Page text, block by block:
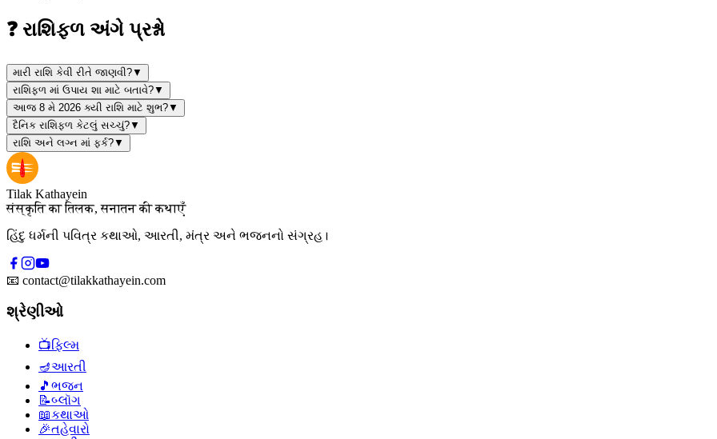
❓ રાશિફળ અંગે પ્રશ્નો
મારી રાશિ કેવી રીતે જાણવી?▼
રાશિફળ માં ઉપાય શા માટે બતાવે?▼
આજ 8 મે 2026 ક્યી રાશિ માટે શુભ?▼
દૈનિક રાશિફળ કેટલું સચ્ચું?▼
રાશિ અને લગ્ન માં ફર્ક?▼
Tilak Kathayein
संस्कृति का तिलक, सनातन की कथाएँ
હિંદુ ધર્મની પવિત્ર કથાઓ, આરતી, મંત્ર અને ભજનનો સંગ્રહ।
📧 contact@tilakkathayein.com
શ્રેણીઓ
📺ફિલ્મ
🪔આરતી
🎵 ભજન
📝બ્લૉગ
📖કથાઓ
🎉તહેવારો